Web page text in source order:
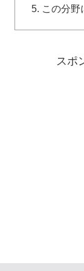
この分野
スポ